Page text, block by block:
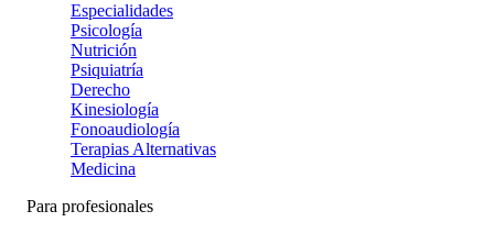
Especialidades
Psicología
Nutrición
Psiquiatría
Derecho
Kinesiología
Fonoaudiología
Terapias Alternativas
Medicina
Para profesionales